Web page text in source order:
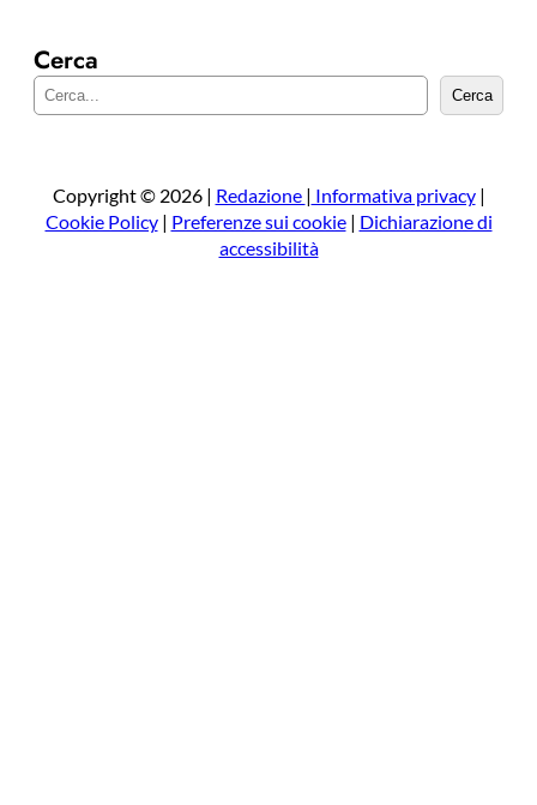
Cerca
e
a
Cerca
Copyright © 2026 | Redazione | Informativa privacy|
Cookie Policy| Preferenze sui cookie| Dichiarazione di
accessibilità